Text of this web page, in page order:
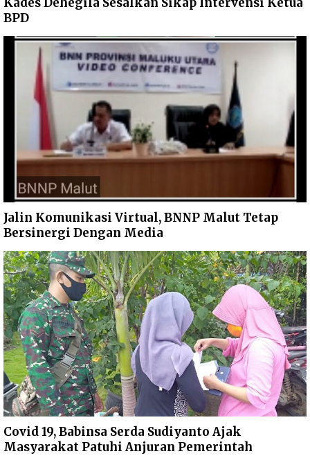
BPD
Jalin Komunikasi Virtual, BNNP Malut Tetap
Bersinergi Dengan Media
Covid 19, Babinsa Serda Sudiyanto Ajak
Masyarakat Patuhi Anjuran Pemerintah